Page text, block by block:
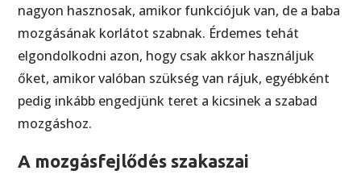
nagyon hasznosak, amikor funkciójuk van, de a baba
mozgásának korlátot szabnak. Érdemes tehát
elgondolkodni azon, hogy csak akkor használjuk
őket, amikor valóban szükség van rájuk, egyébként
pedig inkább engedjünk teret a kicsinek a szabad
mozgáshoz.
A mozgásfejlődés szakaszai